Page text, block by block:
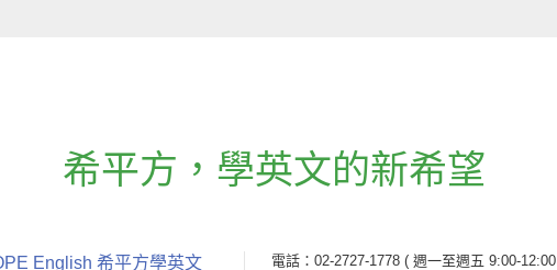
希平方 ， 學英文的新希望
English 希平方學英文 電話：02-2727-1778 ( 週一至週五 9:00-